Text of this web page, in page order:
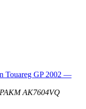
Touareg GP 2002 —
AKM AK7604VQ